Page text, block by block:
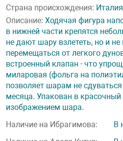
Страна происхождения: Италия
Описание: Ходячая фигура
в нижней части крепятся
не дают шару взлететь, но и
перемещаться от легкого
встроенный клапан - что
миларовая (фольга на
позволяет шарам не
месяца. Упакован в
изображением шара.
Наличие на Ибрагимова:
В